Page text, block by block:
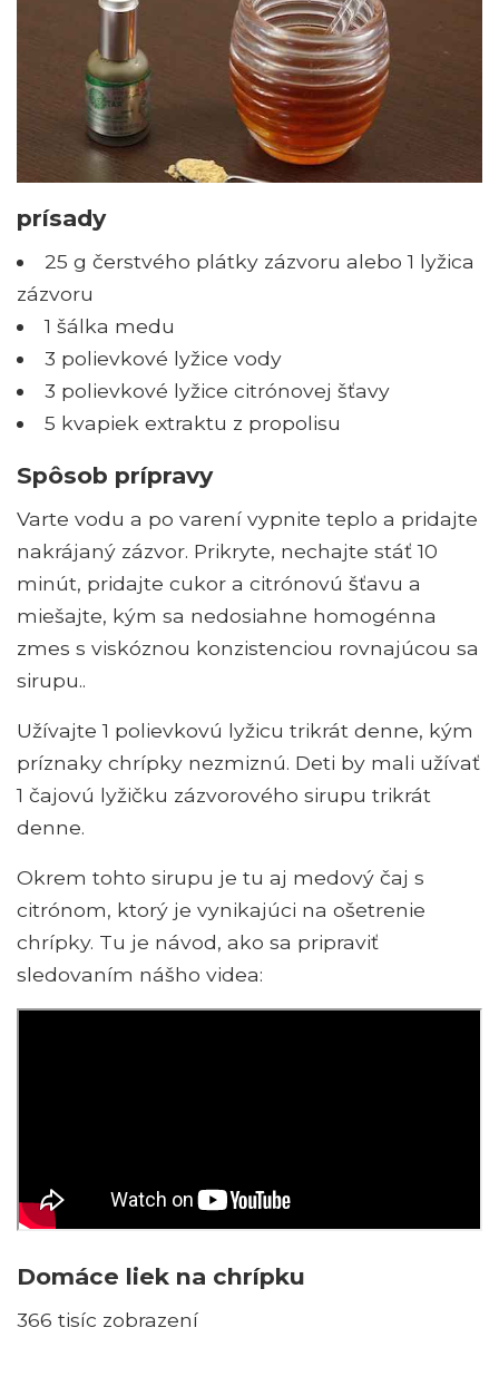
prísady
25 g čerstvého plátky zázvoru alebo 1 lyžica
zázvoru
1 šálka medu
3 polievkové lyžice vody
3 polievkové lyžice citrónovej šťavy
5 kvapiek extraktu z propolisu
Spôsob prípravy
Varte vodu a po varení vypnite teplo a pridajte
nakrájaný zázvor. Prikryte, nechajte stáť 10
minút, pridajte cukor a citrónovú šťavu a
miešajte, kým sa nedosiahne homogénna
zmes s viskóznou konzistenciou rovnajúcou sa
sirupu..
Užívajte 1 polievkovú lyžicu trikrát denne, kým
príznaky chrípky nezmiznú. Deti by mali užívať
1 čajovú lyžičku zázvorového sirupu trikrát
denne.
Okrem tohto sirupu je tu aj medový čaj s
citrónom, ktorý je vynikajúci na ošetrenie
chrípky. Tu je návod, ako sa pripraviť
sledovaním nášho videa:
Domáce liek na chrípku
366 tisíc zobrazení